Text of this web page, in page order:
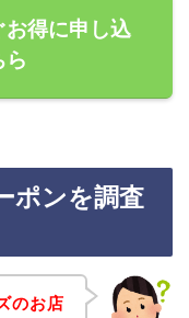
お得に申し込
ら
ポンを調査
のお店